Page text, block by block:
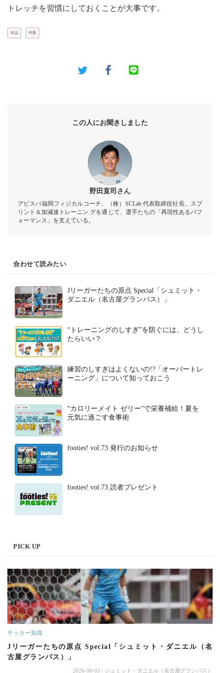
トレッチを習慣にしておくことが大事です。
本誌 特集
この人にお聞きしました
野田直司さん
アビスパ福岡フィジカルコーチ、（株）SCLab 代表取締役社長。スプ
リント＆加減速トレーニン グを通じて、選手たちの「再現性あるパフ
ォーマンス」を支えている。
合わせて読みたい
Jリーガーたちの原点 Special「シュミット・
ダニエル（名古屋グランパス）」
“トレーニングのしすぎ”を防ぐには、どうし
たらいい？
練習のしすぎはよくないの!?「オーバートレ
ーニング」について知っておこう
“カロリーメイト ゼリー”で栄養補給！夏を
元気に過ごす食事術
footies! vol.73 発行のお知らせ
footies! vol.73 読者プレゼント
PICK UP
サッカー知識
Jリーガーたちの原点 Special「シュミット・ダニエル（名
古屋グランパス）」
2026-08-03 / シュミット・ダニエル（名古屋グランパス）